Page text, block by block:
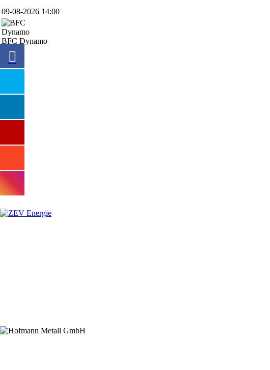
09-08-2026 14:00
BFC Dynamo
SPONSOREN